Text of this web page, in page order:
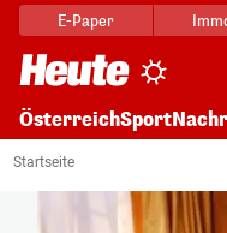
E-Paper
ÖsterreichSport
Startseite